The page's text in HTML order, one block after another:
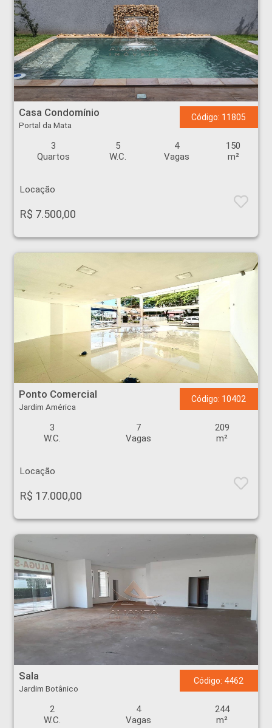
Casa Condomínio - Portal da Mata - Ribeirão Preto
Casa Condomínio
Portal da Mata
Código: 11805
3
Quartos
5
W.C.
4
Vagas
150
m²
Locação
R$ 7.500,00
Ponto Comercial - Jardim América - Ribeirão Preto
Ponto Comercial
Jardim América
Código: 10402
3
W.C.
7
Vagas
209
m²
Locação
R$ 17.000,00
Sala
Jardim Botânico
Código: 4462
2
W.C.
4
Vagas
244
m²